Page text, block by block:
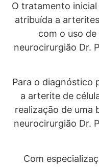
O tratamento
atribuída a
com o uso
neurocirurgião Dr.
Para o diagnóstico
a arterite de
realização de uma
neurocirurgião Dr.
Com